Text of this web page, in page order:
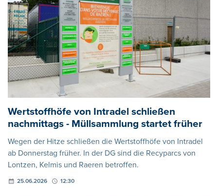
Wertstoffhöfe von Intradel schließen
nachmittags - Müllsammlung startet früher
Wegen der Hitze schließen die Wertstoffhöfe von Intradel
ab Donnerstag früher. In der DG sind die Recyparcs von
Lontzen, Kelmis und Raeren betroffen.
25.06.2026 12:30